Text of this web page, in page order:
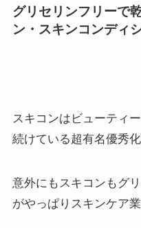
グリセリンフリーで
ン・スキンコンディ
スキコンはビューティ
続けている超有名優秀化
意外にもスキコンもグ
がやっぱりスキンケア